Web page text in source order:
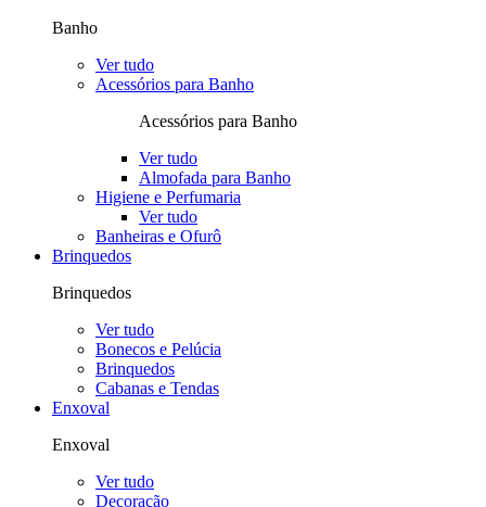
Banho
Ver tudo
Acessórios para Banho
Acessórios para Banho
Ver tudo
Almofada para Banho
Higiene e Perfumaria
Ver tudo
Banheiras e Ofurô
Brinquedos
Brinquedos
Ver tudo
Bonecos e Pelúcia
Brinquedos
Cabanas e Tendas
Enxoval
Enxoval
Ver tudo
Decoração